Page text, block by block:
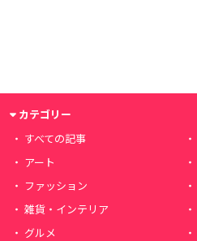
カテゴリー
すべての記事
アート
ファッション
雑貨・インテリア
グルメ